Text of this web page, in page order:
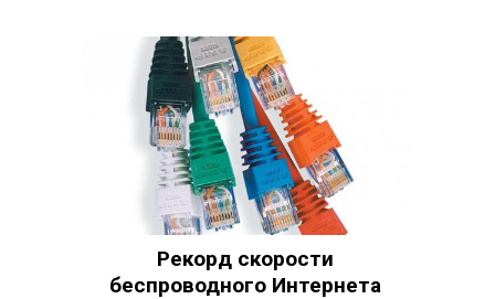
Рекорд скорости
беспроводного Интернета